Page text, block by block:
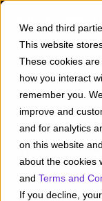
We and third
This website
These cookies
how you interact
remember you.
improve and
and for analytics
on this website
about the cookies
and Terms and
If you decline,
Mejoramos